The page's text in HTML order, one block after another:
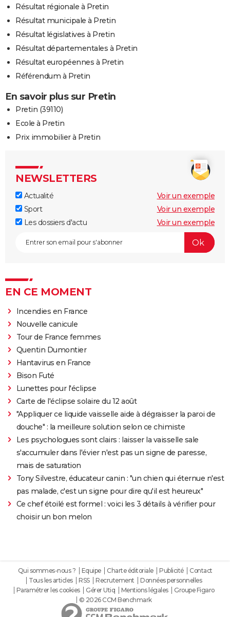
Résultat régionale à Pretin
Résultat municipale à Pretin
Résultat législatives à Pretin
Résultat départementales à Pretin
Résultat européennes à Pretin
Référendum à Pretin
En savoir plus sur Pretin
Pretin (39110)
Ecole à Pretin
Prix immobilier à Pretin
NEWSLETTERS
Actualité
Voir un exemple
Sport
Voir un exemple
Les dossiers d'actu
Voir un exemple
EN CE MOMENT
Incendies en France
Nouvelle canicule
Tour de France femmes
Quentin Dumontier
Hantavirus en France
Bison Futé
Lunettes pour l'éclipse
Carte de l'éclipse solaire du 12 août
"Appliquer ce liquide vaisselle aide à dégraisser la paroi de
douche" : la meilleure solution selon ce chimiste
Les psychologues sont clairs : laisser la vaisselle sale
s'accumuler dans l'évier n'est pas un signe de paresse,
mais de saturation
Tony Silvestre, éducateur canin : "un chien qui éternue n'est
pas malade, c'est un signe pour dire qu'il est heureux"
Ce chef étoilé est formel : voici les 3 détails à vérifier pour
choisir un bon melon
Qui sommes-nous ? Equipe Charte éditoriale Publicité
Contact
Tous les articles
RSS Recrutement
Données personnelles
Paramétrer les cookies
Gérer Utiq Mentions légales
Groupe Figaro
© 2026 CCM Benchmark